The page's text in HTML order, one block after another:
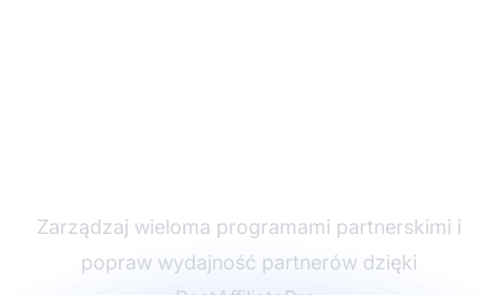
Zarządzaj wieloma programami partnerskimi i
popraw wydajność partnerów dzięki